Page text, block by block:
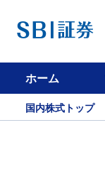
ホーム
国内株式トップ